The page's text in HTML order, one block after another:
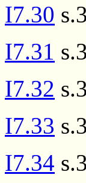
I7.30
I7.31
I7.32
I7.33
I7.34